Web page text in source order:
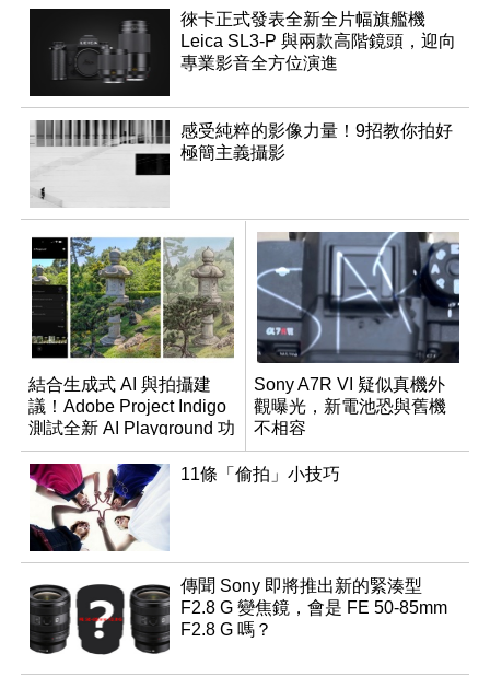
徠卡正式發表全新全片幅旗艦機
Leica SL3-P 與兩款高階鏡頭，迎向
專業影音全方位演進
感受純粹的影像力量！9招教你拍好
極簡主義攝影
結合生成式 AI 與拍攝建
議！Adobe Project Indigo
測試全新 AI Playground 功
能
Sony A7R VI 疑似真機外
觀曝光，新電池恐與舊機
不相容
11條「偷拍」小技巧
傳聞 Sony 即將推出新的緊湊型
F2.8 G 變焦鏡，會是 FE 50-85mm
F2.8 G 嗎？